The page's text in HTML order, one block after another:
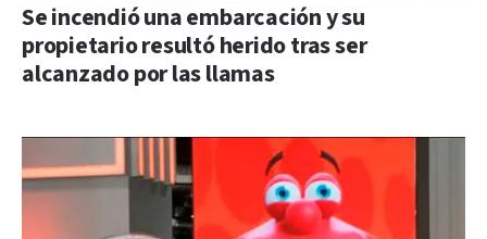
Se incendió una embarcación y su
propietario resultó herido tras ser
alcanzado por las llamas